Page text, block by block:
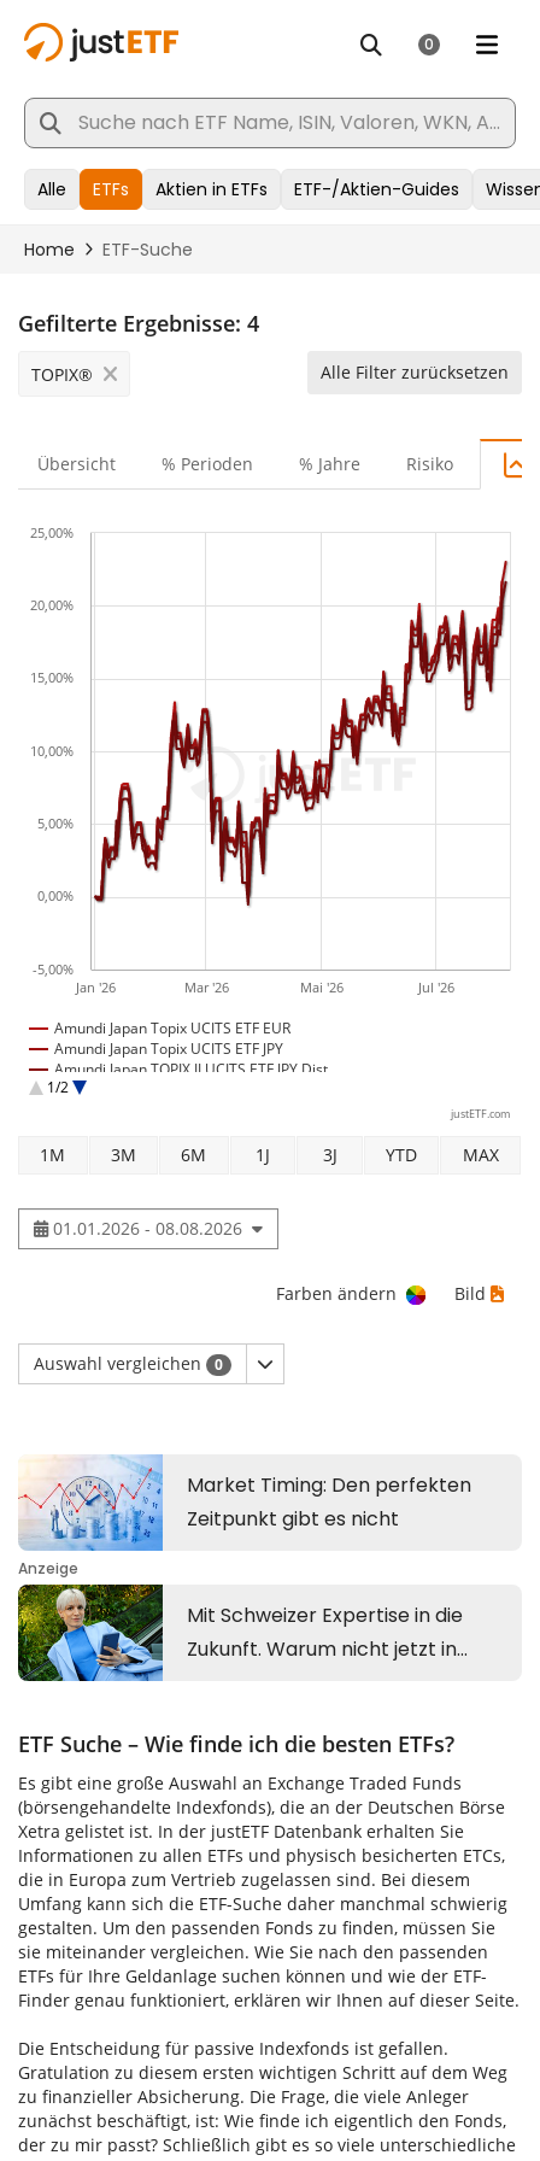
Gefilterte Ergebnisse: 4
TOPIX® Alle Filter zurücksetzen
Übersicht % Perioden % Jahre Risiko
Amundi Japan Topix UCITS ETF EUR
Amundi Japan Topix UCITS ETF JPY
Amundi Japan TOPIX II UCITS ETF JPY Dist
Amundi Japan TOPIX II UCITS ETF EUR Dist
1/2
Jan '26 Mar '26 Mai '26 Jul '26
-5,00%
0,00%
5,00%
10,00%
15,00%
20,00%
25,00%
justETF.com
1M 3M 6M 1J 3J YTD MAX
01.01.2026 - 08.08.2026
Farben ändern Bild
Auswahl vergleichen 0
ETF Suche – Wie finde ich die besten ETFs?
Es gibt eine große Auswahl an Exchange Traded Funds
(börsengehandelte Indexfonds), die an der Deutschen Börse
Xetra gelistet ist. In der justETF Datenbank erhalten Sie
Informationen zu allen ETFs und physisch besicherten ETCs,
die in Europa zum Vertrieb zugelassen sind. Bei diesem
Umfang kann sich die ETF-Suche daher manchmal schwierig
gestalten. Um den passenden Fonds zu finden, müssen Sie
sie miteinander vergleichen. Wie Sie nach den passenden
ETFs für Ihre Geldanlage suchen können und wie der ETF-
Finder genau funktioniert, erklären wir Ihnen auf dieser Seite.
Die Entscheidung für passive Indexfonds ist gefallen.
Gratulation zu diesem ersten wichtigen Schritt auf dem Weg
zu finanzieller Absicherung. Die Frage, die viele Anleger
zunächst beschäftigt, ist: Wie finde ich eigentlich den Fonds,
der zu mir passt? Schließlich gibt es so viele unterschiedliche